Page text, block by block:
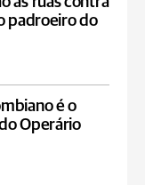
padroeiro do
é o
Operário